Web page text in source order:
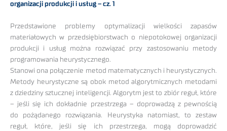
organizacji produkcji i usług – cz. 1
Przedstawione problemy optymalizacji wielkości zapasów
materiałowych w przedsiębiorstwach o niepotokowej organizacji
produkcji i usług można rozwiązać przy zastosowaniu metody
programowania heurystycznego.
Stanowi ona połączenie metod matematycznych i heurystycznych.
Metody heurystyczne są obok metod algorytmicznych metodami
z dziedziny sztucznej inteligencji. Algorytm jest to zbiór reguł, które
– jeśli się ich dokładnie przestrzega – doprowadzą z pewnością
do pożądanego rozwiązania. Heurystyka natomiast, to zestaw
reguł, które, jeśli się ich przestrzega, mogą doprowadzić